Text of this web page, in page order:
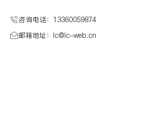
咨询电话：13360059874
邮箱地址：lc@Ic-web.cn